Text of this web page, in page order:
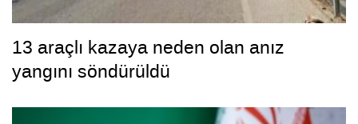
13 araçlı kazaya neden olan anız
yangını söndürüldü